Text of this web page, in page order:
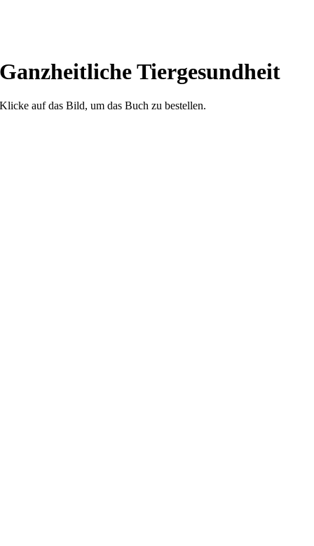
Ganzheitliche Tiergesundheit
Klicke auf das Bild, um das Buch zu bestellen.